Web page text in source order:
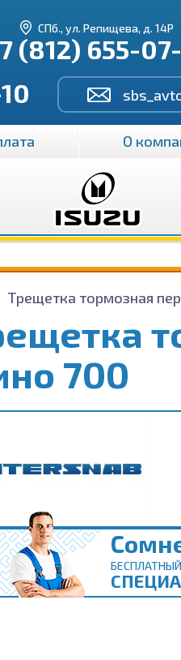
СПб., ул. Репищева, д. 14Р
(812) 655-
О
Трещетка тормозная
700